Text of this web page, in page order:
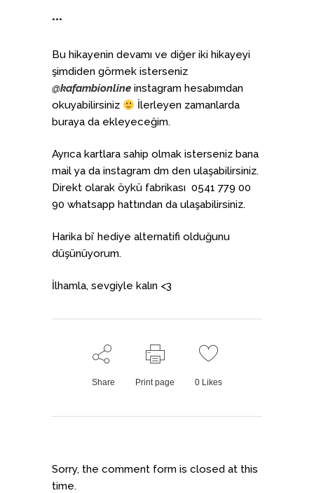
***
Bu hikayenin devamı ve diğer iki hikayeyi
şimdiden görmek isterseniz
@kafambionline instagram hesabımdan
okuyabilirsiniz
İlerleyen zamanlarda
buraya da ekleyeceğim.
Ayrıca kartlara sahip olmak isterseniz bana
mail ya da instagram dm den ulaşabilirsiniz.
Direkt olarak öykü fabrikası 0541 779 00
90 whatsapp hattından da ulaşabilirsiniz.
Harika bi’ hediye alternatifi olduğunu
düşünüyorum.
İlhamla, sevgiyle kalın <3
Share Print page 0 Likes
Sorry, the comment form is closed at this
time.